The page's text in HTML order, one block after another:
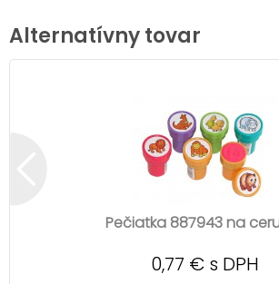
Alternatívny tovar
Pečiatka 887943 na
0,77 € s DPH